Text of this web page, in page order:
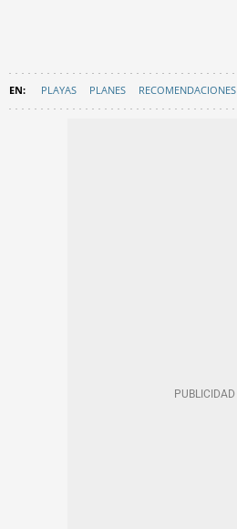
PLAYAS PLANES RECOMENDACIONES